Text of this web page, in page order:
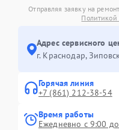
Отправляя заявку на
Политикой
Адрес сервисного
г. Краснодар,
Горячая линия
+7 (861) 212-38-54
Время работы
Ежедневно с 9:00